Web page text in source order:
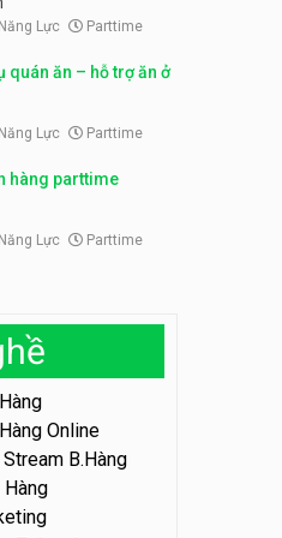
vụ bàn parttime
Vợt
nhân viên phục vụ ca
kem dừa
nhân viên phụ bếp –
Đậu Mắm Tôm - Bếp Tiên
nhân viên phụ quán ăn
nhân viên sale,
ty
nhân viên bán hàng
FASTFOOD
Lực Parttime
quán ăn – hỗ trợ ăn ở
Lực Parttime
hàng parttime
Lực Parttime
Online
Stream B.Hàng
Hàng